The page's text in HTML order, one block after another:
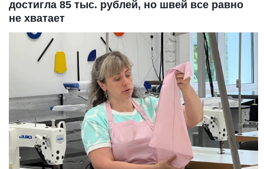
достигла 85 тыс. рублей, но швей все равно
не хватает